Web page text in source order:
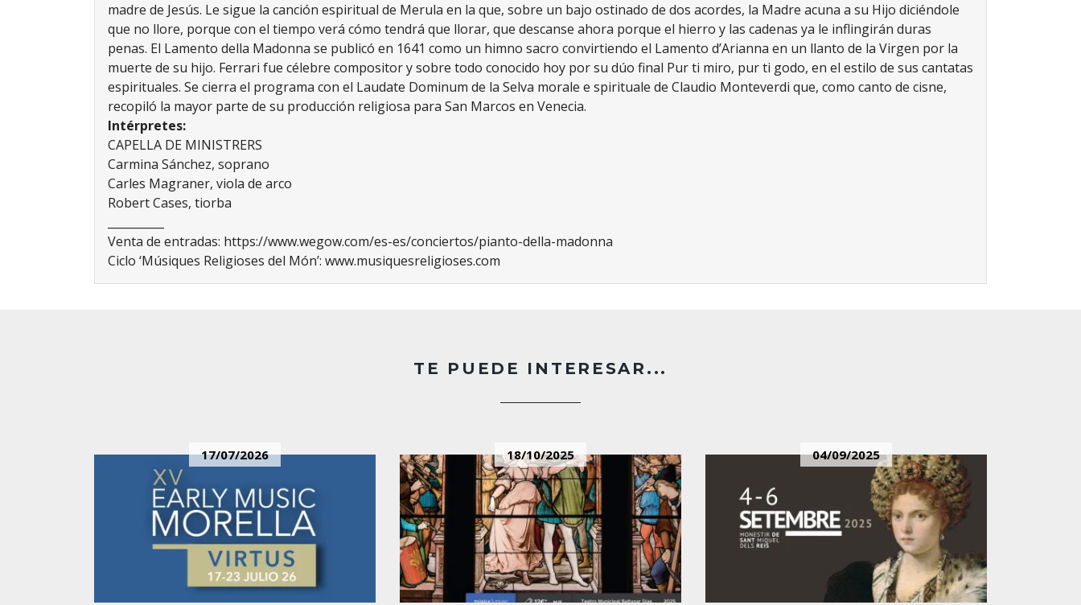
madre de Jesús. Le sigue la canción espiritual de Merula en la que, sobre un bajo ostinado de dos acordes, la Madre acuna a su Hijo diciéndole
que no llore, porque con el tiempo verá cómo tendrá que llorar, que descanse ahora porque el hierro y las cadenas ya le inflingirán duras
penas. El Lamento della Madonna se publicó en 1641 como un himno sacro convirtiendo el Lamento d’Arianna en un llanto de la Virgen por la
muerte de su hijo. Ferrari fue célebre compositor y sobre todo conocido hoy por su dúo final Pur ti miro, pur ti godo, en el estilo de sus cantatas
espirituales. Se cierra el programa con el Laudate Dominum de la Selva morale e spirituale de Claudio Monteverdi que, como canto de cisne,
recopiló la mayor parte de su producción religiosa para San Marcos en Venecia.
Intérpretes:
CAPELLA DE MINISTRERS
Carmina Sánchez, soprano
Carles Magraner, viola de arco
Robert Cases, tiorba
Venta de entradas: https://www.wegow.com/es-es/conciertos/pianto-della-madonna
Ciclo ‘Músiques Religioses del Món’: www.musiquesreligioses.com
TE PUEDE INTERESAR...
17/07/2026 18/10/2025 04/09/2025